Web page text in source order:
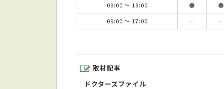
09:00 ～ 19:00
● ●
09:00 ～ 17:00
－ －
取材記事
ドクターズファイル